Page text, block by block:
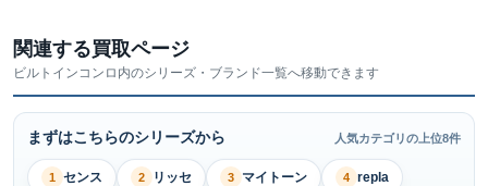
関連する買取ページ
ビルトインコンロ内のシリーズ・ブランド一覧へ移動できます
まずはこちらのシリーズから 人気カテゴリの上位8件
1 センス 2 リッセ 3 マイトーン 4 repla